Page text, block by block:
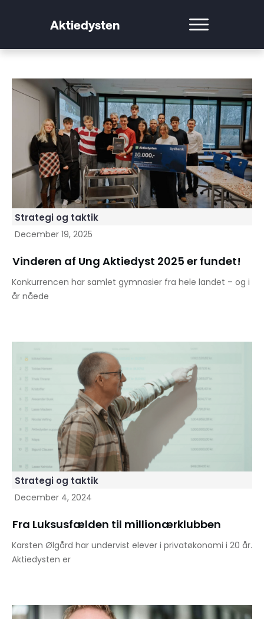
Aktiedysten
Strategi og taktik
December 19, 2025
Vinderen af Ung Aktiedyst 2025 er fundet!
Konkurrencen har samlet gymnasier fra hele landet – og i
år nåede
Strategi og taktik
December 4, 2024
Fra Luksusfælden til millionærklubben
Karsten Ølgård har undervist elever i privatøkonomi i 20 år.
Aktiedysten er